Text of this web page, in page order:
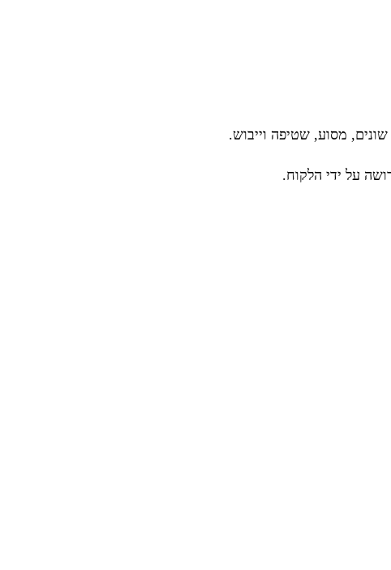
מסוע, שטיפה וייבוש.
על ידי הלקוח.